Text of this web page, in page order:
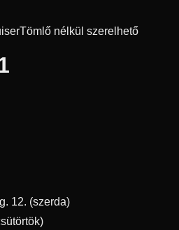
Tömlő nélkül szerelhető
12. (szerda)